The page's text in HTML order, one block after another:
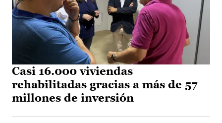
Casi 16.000 viviendas
rehabilitadas gracias a más de 57
millones de inversión